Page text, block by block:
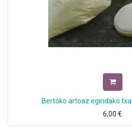
Bertoko artoaz egindako
6,00 €